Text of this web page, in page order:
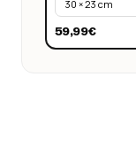
59,99€